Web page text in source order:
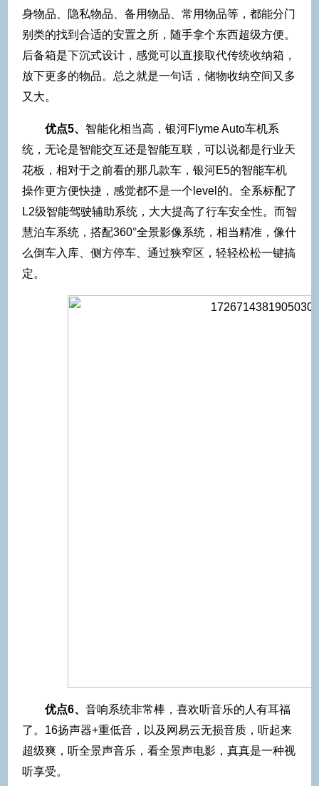
身物品、隐私物品、备用物品、常用物品等，都能分门
别类的找到合适的安置之所，随手拿个东西超级方便。
后备箱是下沉式设计，感觉可以直接取代传统收纳箱，
放下更多的物品。总之就是一句话，储物收纳空间又多
又大。
优点5、 智能化相当高，银河Flyme Auto车机系
统，无论是智能交互还是智能互联，可以说都是行业天
花板，相对于之前看的那几款车，银河E5的智能车机
操作更方便快捷，感觉都不是一个level的。全系标配了
L2级智能驾驶辅助系统，大大提高了行车安全性。而智
慧泊车系统，搭配360°全景影像系统，相当精准，像什
么倒车入库、侧方停车、通过狭窄区，轻轻松松一键搞
定。
优点6、 音响系统非常棒，喜欢听音乐的人有耳福
了。16扬声器+重低音，以及网易云无损音质，听起来
超级爽，听全景声音乐，看全景声电影，真真是一种视
听享受。